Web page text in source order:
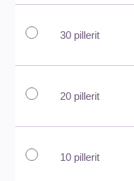
30 pillerit
20 pillerit
10 pillerit